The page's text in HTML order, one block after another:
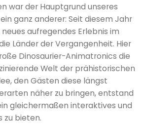
war der Hauptgrund unseres
ganz anderer: Seit diesem Jahr
aufregendes Erlebnis im
Länder der Vergangenheit. Hier
Dinosaurier-Animatronics die
Welt der prähistorischen
den Gästen diese längst
näher zu bringen, entstand
gleichermaßen interaktives und
zu bieten.